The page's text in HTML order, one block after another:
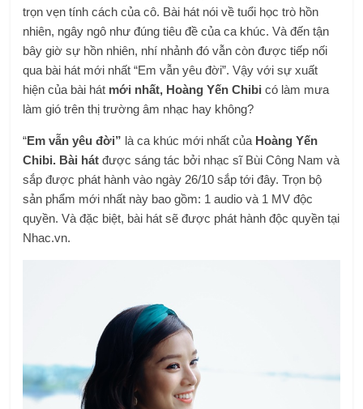
trọn vẹn tính cách của cô. Bài hát nói về tuổi học trò hồn
nhiên, ngây ngô như đúng tiêu đề của ca khúc. Và đến tận
bây giờ sự hồn nhiên, nhí nhảnh đó vẫn còn được tiếp nối
qua bài hát mới nhất “Em vẫn yêu đời”. Vậy với sự xuất
hiện của bài hát mới nhất, Hoàng Yến Chibicó làm mưa
làm gió trên thị trường âm nhạc hay không?
“Em vẫn yêu đời” là ca khúc mới nhất của Hoàng Yến
Chibi. Bài hát được sáng tác bởi nhạc sĩ Bùi Công Nam và
sắp được phát hành vào ngày 26/10 sắp tới đây. Trọn bộ
sản phẩm mới nhất này bao gồm: 1 audio và 1 MV độc
quyền. Và đặc biệt, bài hát sẽ được phát hành độc quyền tại
Nhac.vn.